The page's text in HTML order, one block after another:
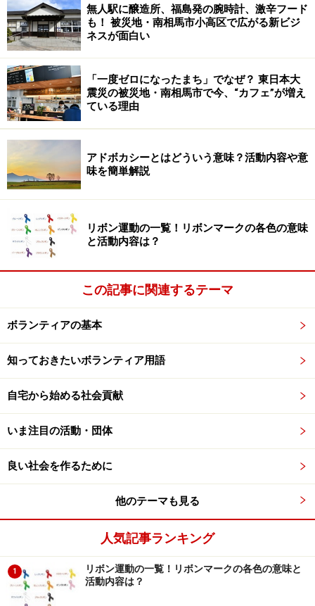
番号もフリーダイヤルのみしか書いてありません。「も
しや、だまされたかも」と思って問い合わせたら、「使
われていません」の可能性が大です。
ほかにも○○救援会、○○救済協議会、○○募金会などのそ
れらしい団体名を名乗っては、義援金や募金を呼びかけ
るケースは後を絶ちません。
対策 安易に応じない！
こういった「どこかで聞いたような気がする」という名
前での義援金の呼びかけがあっても安易に応じないこと
が第一です。そして実在するかどうかを確認し、もし、
りの消費者相談窓口に届け出るといいでしょう。
いけない例をご紹介
※記事内容は執筆時点のものです。最新の内容をご確認くださ
い。
1/4 次のページへ
無人駅に醸造所、福島発の腕時計、激辛フード
も！ 被災地・南相馬市小高区で広がる新ビジ
ネスが面白い
「一度ゼロになったまち」でなぜ？ 東日本大
震災の被災地・南相馬市で今、“カフェ”が増え
ている理由
アドボカシーとはどういう意味？活動内容や意
味を簡単解説
リボン運動の一覧！リボンマークの各色の意味
と活動内容は？
この記事に関連するテーマ
ボランティアの基本
知っておきたいボランティア用語
自宅から始める社会貢献
いま注目の活動・団体
良い社会を作るために
他のテーマも見る
人気記事ランキング
1
リボン運動の一覧！リボンマークの各色の意味と
活動内容は？